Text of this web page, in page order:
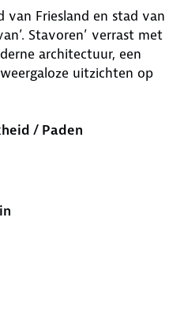
van Friesland en stad van
Stavoren’ verrast met
architectuur, een
uitzichten op
/ Paden